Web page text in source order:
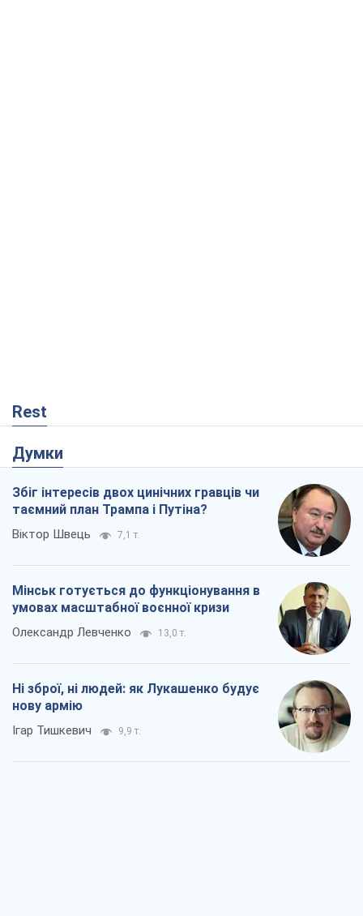
Rest
Думки
Збіг інтересів двох цинічних гравців чи
таємний план Трампа і Путіна?
Віктор Швець 7,1 т.
Мінськ готується до функціонування в
умовах масштабної воєнної кризи
Олександр Левченко 13,0 т.
Ні зброї, ні людей: як Лукашенко будує
нову армію
Ігар Тишкевич 9,9 т.